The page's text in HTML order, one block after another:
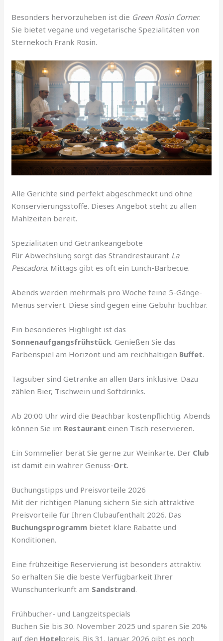
Besonders hervorzuheben ist die Green Rosin Corner.
Sie bietet vegane und vegetarische Spezialitäten von
Sternekoch Frank Rosin.
Alle Gerichte sind perfekt abgeschmeckt und ohne
Konservierungsstoffe. Dieses Angebot steht zu allen
Mahlzeiten bereit.
Spezialitäten und Getränkeangebote
Für Abwechslung sorgt das Strandrestaurant La
Pescadora. Mittags gibt es oft ein Lunch-Barbecue.
Abends werden mehrmals pro Woche feine 5-Gänge-
Menüs serviert. Diese sind gegen eine Gebühr buchbar.
Ein besonderes Highlight ist das
Sonnenaufgangsfrühstück. Genießen Sie das
Farbenspiel am Horizont und am reichhaltigen Buffet.
Tagsüber sind Getränke an allen Bars inklusive. Dazu
zählen Bier, Tischwein und Softdrinks.
Ab 20:00 Uhr wird die Beachbar kostenpflichtig. Abends
können Sie im Restaurant einen Tisch reservieren.
Ein Sommelier berät Sie gerne zur Weinkarte. Der Club
ist damit ein wahrer Genuss-Ort.
Buchungstipps und Preisvorteile 2026
Mit der richtigen Planung sichern Sie sich attraktive
Preisvorteile für Ihren Clubaufenthalt 2026. Das
Buchungsprogramm bietet klare Rabatte und
Konditionen.
Eine frühzeitige Reservierung ist besonders attraktiv.
So erhalten Sie die beste Verfügbarkeit Ihrer
Wunschunterkunft am Sandstrand.
Frühbucher- und Langzeitspecials
Buchen Sie bis 30. November 2025 und sparen Sie 20%
auf den Hotelpreis. Bis 31. Januar 2026 gibt es noch